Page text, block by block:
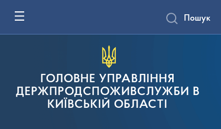
ГОЛОВНЕ УПРАВЛІННЯ
ДЕРЖПРОДСПОЖИВСЛУЖБИ В
КИЇВСЬКІЙ ОБЛАСТІ
Пошук